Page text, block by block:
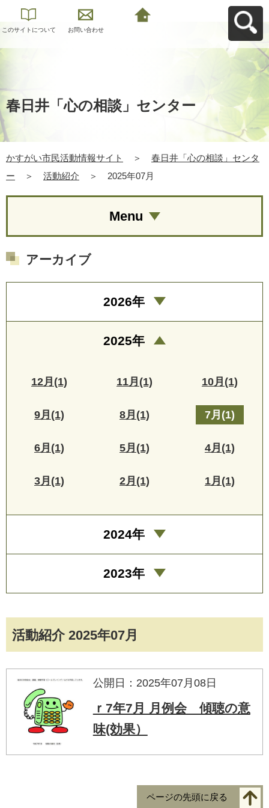
このサイトについて お問い合わせ
春日井「心の相談」センター
かすがい市民活動情報サイト ＞
春日井「心の相談」センタ
ー
＞ 活動紹介 ＞ 2025年07月
活動紹介 2025年07月
公開日：2025年07月08日
ｒ7年7月 月例会 傾聴の意
味(効果）
Menu
アーカイブ
2026年
2025年
12月(1) 11月(1) 10月(1)
9月(1) 8月(1) 7月(1)
6月(1) 5月(1) 4月(1)
3月(1) 2月(1) 1月(1)
2024年
2023年
ページの先頭に戻る